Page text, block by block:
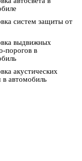
систем защиты от
выдвижных
порогов в
акустических
в автомобиль